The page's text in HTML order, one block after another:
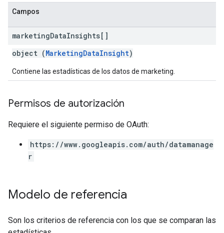
Campos
marketingDataInsights[]
object (MarketingDataInsight)
Contiene las estadísticas de los datos de marketing.
Permisos de autorización
Requiere el siguiente permiso de OAuth:
https://www.googleapis.com/auth/datamanage
r
Modelo de referencia
Son los criterios de referencia con los que se comparan las